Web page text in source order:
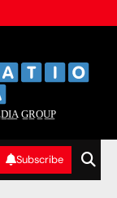
G̲R̲O̲U̲P̲
Subscribe